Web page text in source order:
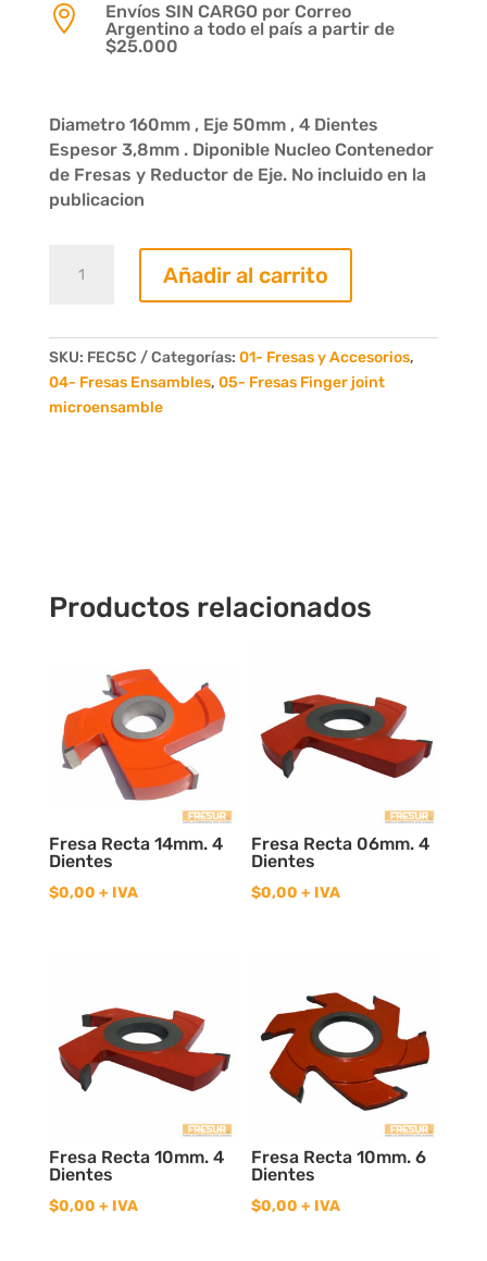

Envíos SIN CARGO por Correo
Argentino a todo el país a partir de
$25.000
Diametro 160mm , Eje 50mm , 4 Dientes
Espesor 3,8mm . Diponible Nucleo Contenedor
de Fresas y Reductor de Eje. No incluido en la
publicacion
Joint
microensamble
para
Añadir al carrito
SKU: FEC5C Categorías: 01- Fresas y Accesorios,
04- Fresas Ensambles, 05- Fresas Finger joint
microensamble
Productos relacionados
Fresa Recta 14mm. 4
Dientes
$0,00 + IVA
Fresa Recta 06mm. 4
Dientes
$0,00 + IVA
Fresa Recta 10mm. 4
Dientes
$0,00 + IVA
Fresa Recta 10mm. 6
Dientes
$0,00 + IVA